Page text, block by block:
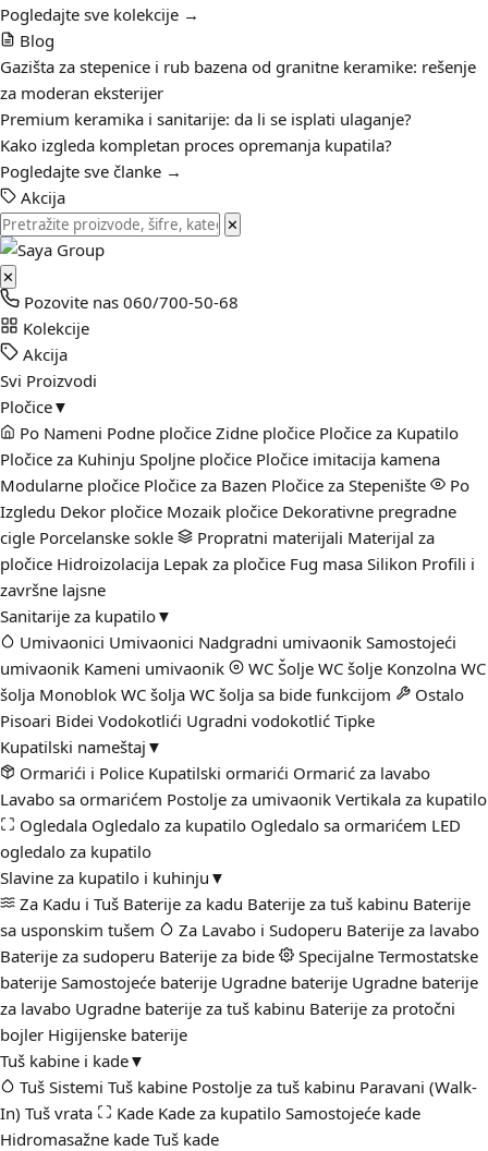
Pogledajte sve kolekcije →
Blog
Gazišta za stepenice i rub bazena od granitne keramike: rešenje
za moderan eksterijer
Premium keramika i sanitarije: da li se isplati ulaganje?
Kako izgleda kompletan proces opremanja kupatila?
Pogledajte sve članke →
Akcija
✕
✕
Pozovite nas 060/700-50-68
Kolekcije
Akcija
Svi Proizvodi
Pločice▼
Po Nameni Podne pločice Zidne pločice Pločice za Kupatilo
Pločice za Kuhinju Spoljne pločice Pločice imitacija kamena
Modularne pločice Pločice za Bazen Pločice za Stepenište
Po
Izgledu Dekor pločice Mozaik pločice Dekorativne pregradne
cigle Porcelanske sokle Propratni materijali Materijal za
pločice Hidroizolacija Lepak za pločice Fug masa Silikon Profili i
završne lajsne
Sanitarije za kupatilo▼
Umivaonici Umivaonici Nadgradni umivaonik Samostojeći
umivaonik Kameni umivaonik WC Šolje WC šolje Konzolna WC
šolja Monoblok WC šolja WC šolja sa bide funkcijom
Ostalo
Pisoari Bidei Vodokotlići Ugradni vodokotlić Tipke
Kupatilski nameštaj ▼
Ormarići i Police Kupatilski ormarići Ormarić za lavabo
Lavabo sa ormarićem Postolje za umivaonik Vertikala za kupatilo
Ogledala Ogledalo za kupatilo Ogledalo sa ormarićem LED
ogledalo za kupatilo
Slavine za kupatilo i kuhinju ▼
Za Kadu i Tuš Baterije za kadu Baterije za tuš kabinu Baterije
sa usponskim tušem
Za Lavabo i Sudoperu Baterije za lavabo
Baterije za sudoperu Baterije za bide Specijalne Termostatske
baterije Samostojeće baterije Ugradne baterije Ugradne baterije
za lavabo Ugradne baterije za tuš kabinu Baterije za protočni
bojler Higijenske baterije
Tuš kabine i kade▼
Tuš Sistemi Tuš kabine Postolje za tuš kabinu Paravani (Walk-
In) Tuš vrata Kade Kade za kupatilo Samostojeće kade
Hidromasažne kade Tuš kade